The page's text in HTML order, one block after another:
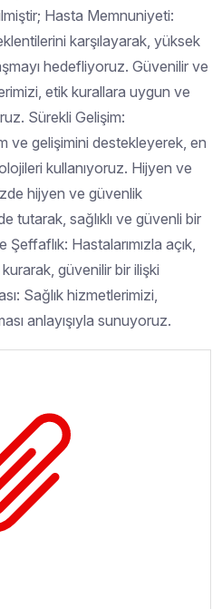
Hasta Memnuniyeti:
karşılayarak, yüksek
hedefliyoruz. Güvenilir ve
etik kurallara uygun ve
Sürekli Gelişim:
ve gelişimini destekleyerek, en
kullanıyoruz. Hijyen ve
hijyen ve güvenlik
tutarak, sağlıklı ve güvenli bir
Hastalarımızla açık,
güvenilir bir ilişki
Sağlık hizmetlerimizi,
anlayışıyla sunuyoruz.